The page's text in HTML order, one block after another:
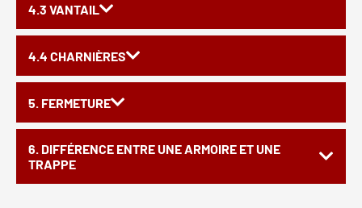
4.3 VANTAIL
4.4 CHARNIÈRES
5. FERMETURE
6. DIFFÉRENCE ENTRE UNE ARMOIRE ET UNE
TRAPPE